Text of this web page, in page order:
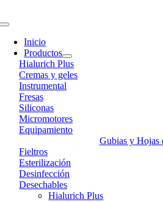
to
Toggle
Navigation
Inicio
Productos
Hialurich Plus
Cremas y geles
Instrumental
Fresas
Siliconas
Micromotores
Equipamiento
Gubias y Hojas
Fieltros
Esterilización
Desinfección
Desechables
Hialurich Plus